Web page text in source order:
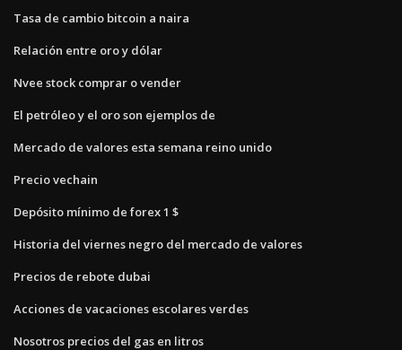
Tasa de cambio bitcoin a naira
Relación entre oro y dólar
Nvee stock comprar o vender
El petróleo y el oro son ejemplos de
Mercado de valores esta semana reino unido
Precio vechain
Depósito mínimo de forex 1 $
Historia del viernes negro del mercado de valores
Precios de rebote dubai
Acciones de vacaciones escolares verdes
Nosotros precios del gas en litros